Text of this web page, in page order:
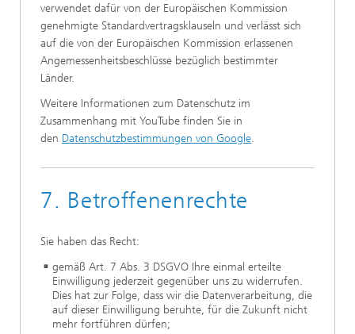
verwendet dafür von der Europäischen Kommission
genehmigte Standardvertragsklauseln und verlässt sich
auf die von der Europäischen Kommission erlassenen
Angemessenheitsbeschlüsse bezüglich bestimmter
Länder.
Weitere Informationen zum Datenschutz im
Zusammenhang mit YouTube finden Sie in
den Datenschutzbestimmungen von Google.
7. Betroffenenrechte
Sie haben das Recht:
gemäß Art. 7 Abs. 3 DSGVO Ihre einmal erteilte
Einwilligung jederzeit gegenüber uns zu widerrufen.
Dies hat zur Folge, dass wir die Datenverarbeitung, die
auf dieser Einwilligung beruhte, für die Zukunft nicht
mehr fortführen dürfen;